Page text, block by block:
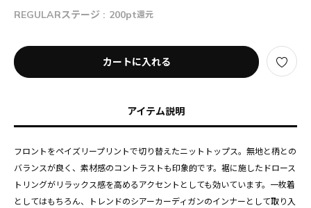
REGULARステージ : 200pt還元
カートに入れる
アイテム説明
フロントをペイズリープリントで切り替えたニットトップス。無地と柄との
バランスが良く、素材感のコントラストも印象的です。裾に施したドロース
トリングがリラックス感を高めるアクセントとしても効いています。一枚着
としてはもちろん、トレンドのシアーカーディガンのインナーとして取り入